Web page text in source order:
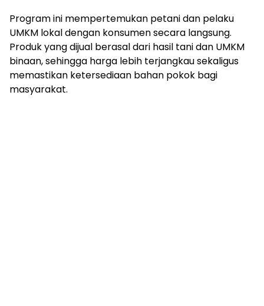
Program ini mempertemukan petani dan pelaku
UMKM lokal dengan konsumen secara langsung.
Produk yang dijual berasal dari hasil tani dan UMKM
binaan, sehingga harga lebih terjangkau sekaligus
memastikan ketersediaan bahan pokok bagi
masyarakat.